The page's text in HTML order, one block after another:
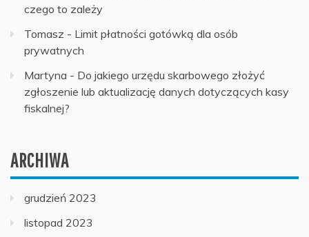
czego to zależy
Tomasz - Limit płatności gotówką dla osób
prywatnych
Martyna - Do jakiego urzędu skarbowego złożyć
zgłoszenie lub aktualizację danych dotyczących kasy
fiskalnej?
ARCHIWA
grudzień 2023
listopad 2023